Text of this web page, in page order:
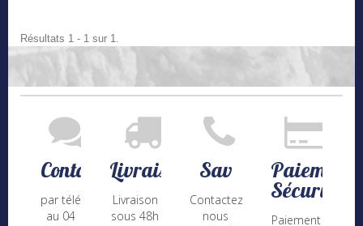
Résultats 1 - 1 sur 1.
Contact
par téléphone
au 04
Livraison
Livraison
sous 48h
Sav
Contactez-
nous
Paiement
Sécurisé
Paiement